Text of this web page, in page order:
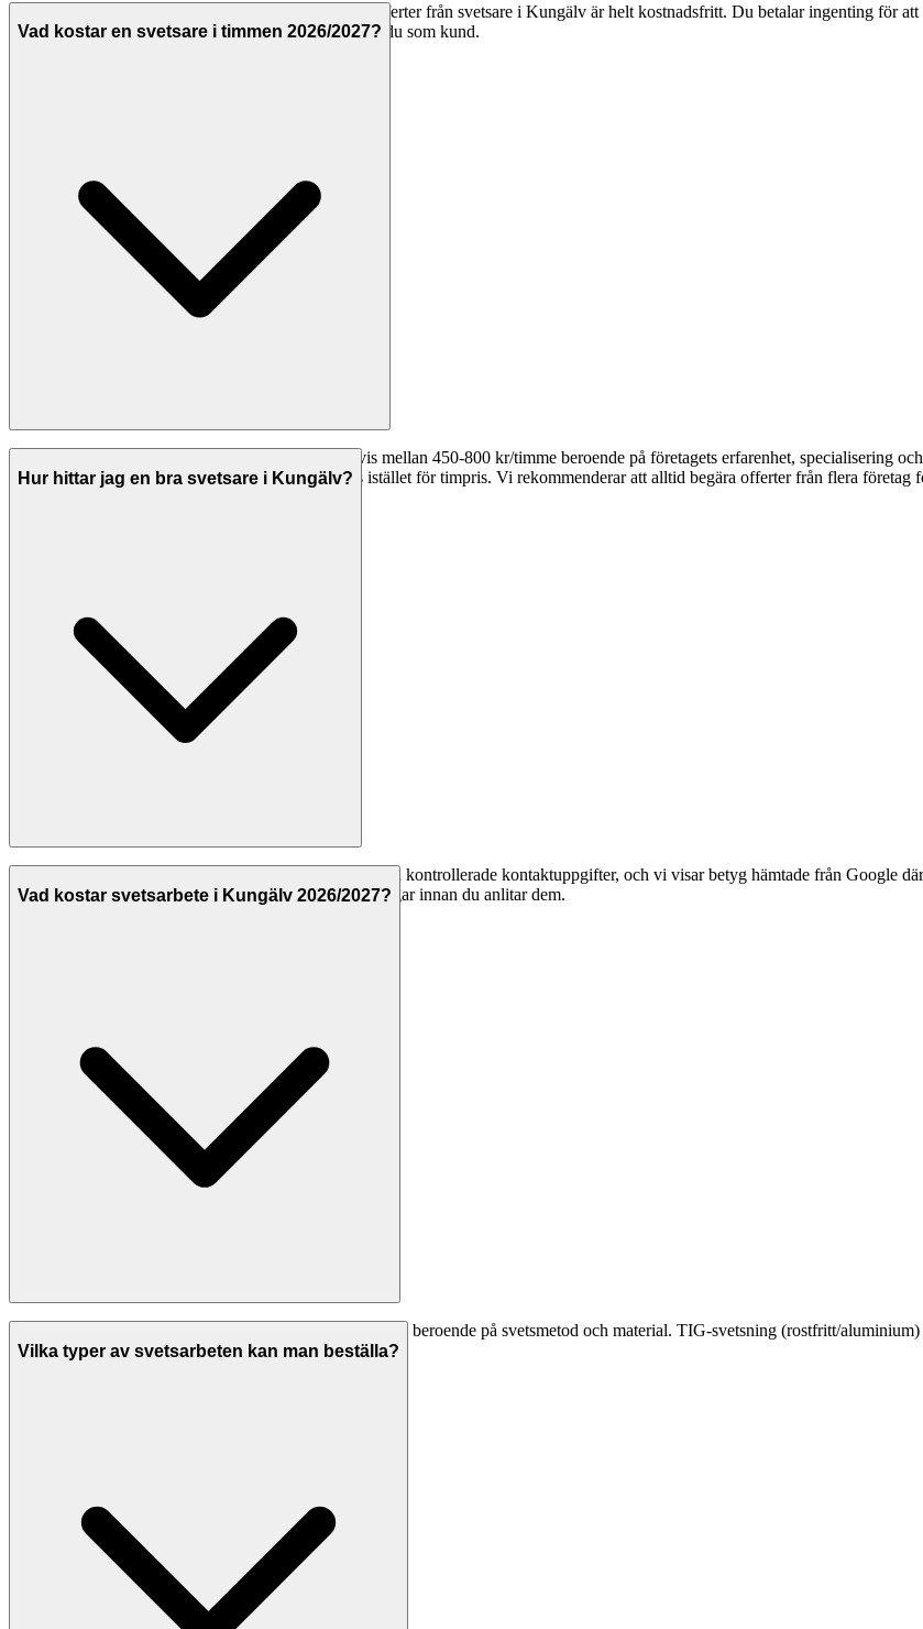
Ja, att använda Svenska Hantverkare för att jämföra offerter från svetsare i Kungälv är helt kostnadsfritt. Du betalar ingenting för
Hantverkarna betalar för att synas på plattformen, inte du som kund.
Vad kostar en svetsare i timmen 2026/2027?
Timpriserna för svetsare i Kungälv varierar vanligtvis mellan 450-800 kr/timme beroende på företagets erfarenhet, specialisering
315-560 kr/timme. Många företag erbjuder fast pris istället för timpris. Vi rekommenderar att alltid begära offerter från flera företag
Hur hittar jag en bra svetsare i Kungälv?
På Svenska Hantverkare listar vi svetsare i Kungälv med kontrollerade kontaktuppgifter, och vi visar betyg hämtade från Google
alltid att företaget har F-skattesedel och giltiga försäkringar innan du anlitar dem.
Vad kostar svetsarbete i Kungälv 2026/2027?
Svetsarbete i Kungälv kostar vanligtvis 450-800 kr/timme beroende på svetsmetod och material. TIG-svetsning (rostfritt/
bostadsarbeten) blir din faktiska kostnad lägre.
Vilka typer av svetsarbeten kan man beställa?